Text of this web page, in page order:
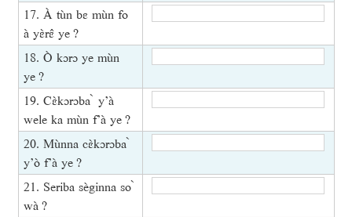
17. À tùn bɛ mùn fo
à yɛ̀rɛ̂ ye ?
18. Ò kɔrɔ ye mùn
ye ?
19. Cɛ̀kɔrɔba ̀ y’à
wele ka mùn f’à ye ?
20. Mùnna cɛ̀kɔrɔba ̀
y’ò f’à ye ?
21. Seriba sèginna so ̀
wà ?